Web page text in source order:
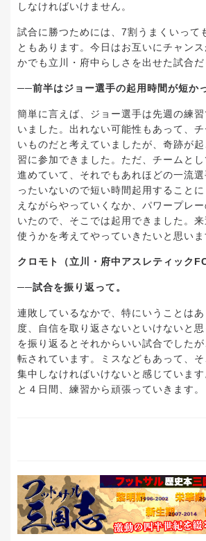
しなければいけません。
試合に勝つためには、7割うまくいって
ともあります。今日はお互いにチャン
かでも立川・府中らしさを出せた試合だ
──前半はジョー選手の起用時間が短か
簡単に言えば、ジョー選手は先週の練
いました。出れない可能性もあって、
いものだと考えていましたが、奇跡が
習に参加できました。ただ、チームと
進めていて、それでもあれほどの一流
ったいないので短い時間起用すること
えながらやっていくなか、パワープレ
いたので、そこでは起用できました。
使うかを考えてやっていきたいと思いま
クロモト（立川・府中アスレティックFC
──試合を振り返って。
連敗しているなかで、特にいうことは
度、自信を取り返さないといけないと
を振り返るとそれからいい試合でした
転されています。ミスなどもあって、
集中しなければいけないと感じていま
と４日間、練習から頑張っていきます。